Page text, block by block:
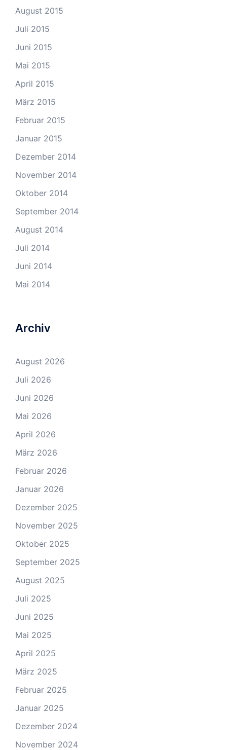
August 2015
Juli 2015
Juni 2015
Mai 2015
April 2015
März 2015
Februar 2015
Januar 2015
Dezember 2014
November 2014
Oktober 2014
September 2014
August 2014
Juli 2014
Juni 2014
Mai 2014
Archiv
August 2026
Juli 2026
Juni 2026
Mai 2026
April 2026
März 2026
Februar 2026
Januar 2026
Dezember 2025
November 2025
Oktober 2025
September 2025
August 2025
Juli 2025
Juni 2025
Mai 2025
April 2025
März 2025
Februar 2025
Januar 2025
Dezember 2024
November 2024